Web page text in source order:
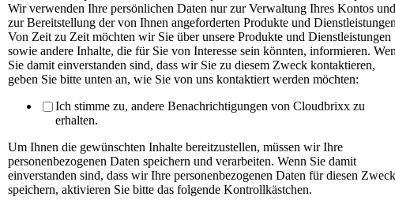
Wir verwenden Ihre persönlichen Daten nur zur Verwaltung Ihres Kontos und
zur Bereitstellung der von Ihnen angeforderten Produkte und
Von Zeit zu Zeit möchten wir Sie über unsere Produkte und Dienstleistungen
sowie andere Inhalte, die für Sie von Interesse sein könnten, informieren.
Sie damit einverstanden sind, dass wir Sie zu diesem Zweck kontaktieren,
geben Sie bitte unten an, wie Sie von uns kontaktiert werden möchten:
Ich stimme zu, andere Benachrichtigungen von Cloudbrixx zu
erhalten.
Um Ihnen die gewünschten Inhalte bereitzustellen, müssen wir Ihre
personenbezogenen Daten speichern und verarbeiten. Wenn Sie damit
einverstanden sind, dass wir Ihre personenbezogenen Daten für diesen Zweck
speichern, aktivieren Sie bitte das folgende Kontrollkästchen.